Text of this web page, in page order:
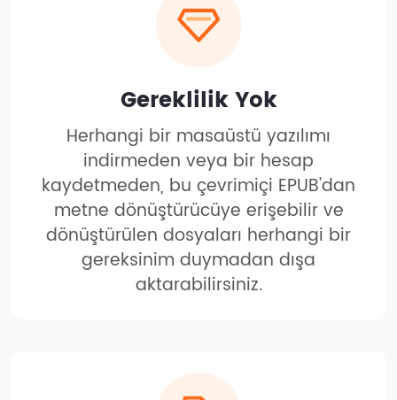
Gereklilik Yok
Herhangi bir masaüstü yazılımı
indirmeden veya bir hesap
kaydetmeden, bu çevrimiçi EPUB'dan
metne dönüştürücüye erişebilir ve
dönüştürülen dosyaları herhangi bir
gereksinim duymadan dışa
aktarabilirsiniz.